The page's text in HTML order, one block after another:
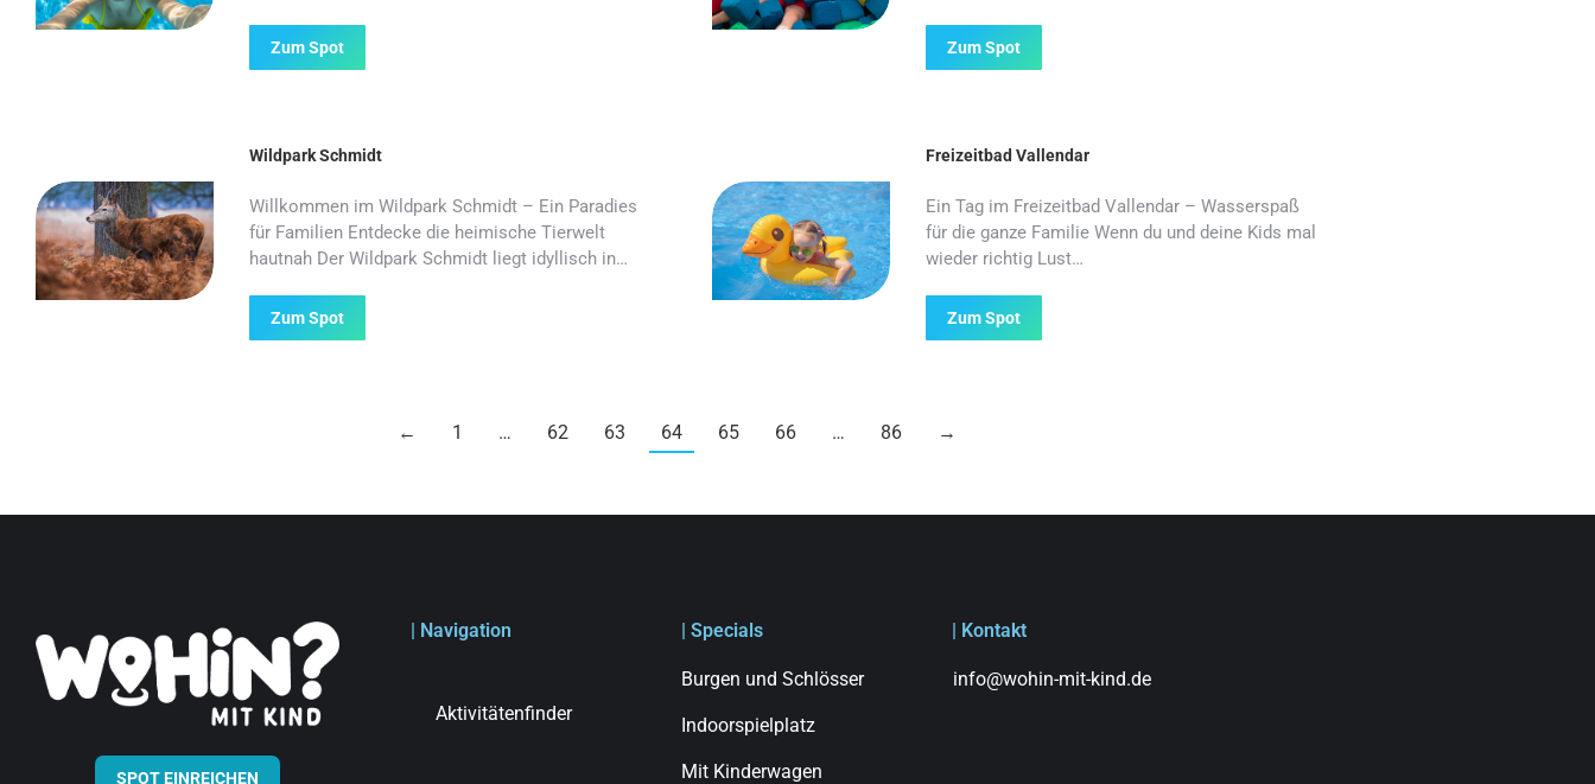
Zum Spot Zum Spot
Wildpark Schmidt
Willkommen im Wildpark Schmidt – Ein Paradies
für Familien Entdecke die heimische Tierwelt
hautnah Der Wildpark Schmidt liegt idyllisch in…
Zum Spot
Freizeitbad Vallendar
Ein Tag im Freizeitbad Vallendar – Wasserspaß
für die ganze Familie Wenn du und deine Kids mal
wieder richtig Lust…
Zum Spot
← 1 … 62 63 64 65 66 … 86 →
SPOT EINREICHEN
| Navigation
Aktivitätenfinder
| Specials
Burgen und Schlösser
Indoorspielplatz
Mit Kinderwagen
| Kontakt
info@wohin-mit-kind.de